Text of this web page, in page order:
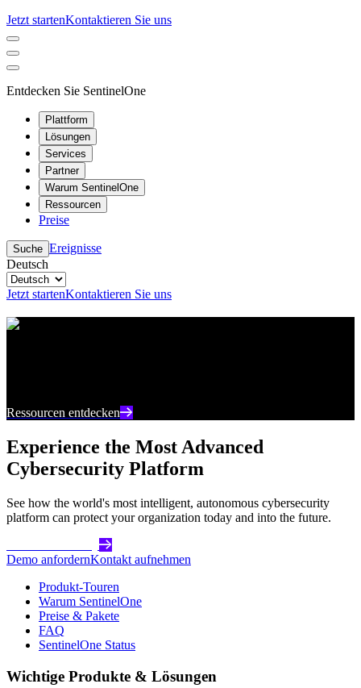
Jetzt startenKontaktieren Sie uns
Entdecken Sie SentinelOne
Plattform
Lösungen
Services
Partner
Warum SentinelOne
Ressourcen
Preise
Suche Ereignisse
Deutsch
Jetzt startenKontaktieren Sie uns
Ressourcencenter
Ressourcen entdecken
Experience the Most Advanced
Cybersecurity Platform
See how the world's most intelligent, autonomous cybersecurity
platform can protect your organization today and into the future.
Demo anfordernKontakt aufnehmen
Produkt-Touren
Warum SentinelOne
Preise & Pakete
FAQ
SentinelOne Status
Wichtige Produkte & Lösungen